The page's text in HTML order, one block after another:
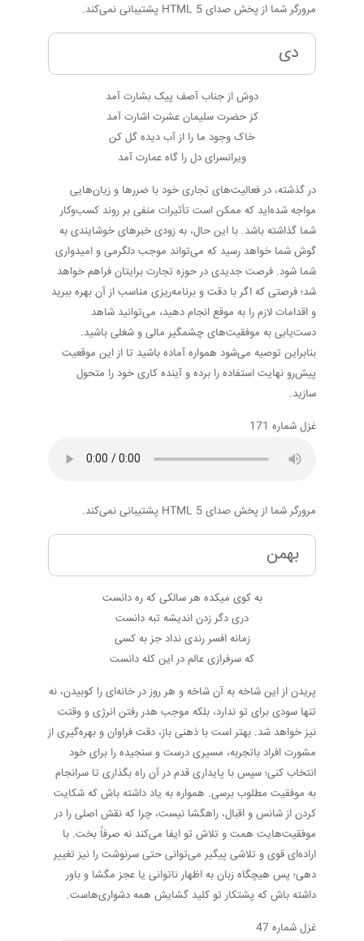
مرورگر شما از پخش صدای HTML 5 پشتیبانی نمی‌کند.
دی
دوش از جناب آصف پیک بشارت آمد
کز حضرت سلیمان عشرت اشارت آمد
خاک وجود ما را از آب دیده گل کن
ویرانسرای دل را گاه عمارت آمد
در گذشته، در فعالیت‌های تجاری خود با ضررها و زیان‌هایی
مواجه شده‌اید که ممکن است تأثیرات منفی بر روند کسب‌وکار
شما گذاشته باشد. با این حال، به زودی خبرهای خوشایندی به
گوش شما خواهد رسید که می‌تواند موجب دلگرمی و امیدواری
شما شود. فرصت جدیدی در حوزه تجارت برایتان فراهم خواهد
شد؛ فرصتی که اگر با دقت و برنامه‌ریزی مناسب از آن بهره ببرید
و اقدامات لازم را به موقع انجام دهید، می‌توانید شاهد
دست‌یابی به موفقیت‌های چشمگیر مالی و شغلی باشید.
بنابراین توصیه می‌شود همواره آماده باشید تا از این موقعیت
پیش‌رو نهایت استفاده را برده و آینده کاری خود را متحول
سازید.
غزل شماره 171
مرورگر شما از پخش صدای HTML 5 پشتیبانی نمی‌کند.
بهمن
به کوی میکده هر سالکی که ره دانست
دری دگر زدن اندیشه تبه دانست
زمانه افسر رندی نداد جز به کسی
که سرفرازی عالم در این کله دانست
پریدن از این شاخه به آن شاخه و هر روز در خانه‌ای را کوبیدن، نه
تنها سودی برای تو ندارد، بلکه موجب هدر رفتن انرژی و وقتت
نیز خواهد شد. بهتر است با ذهنی باز، دقت فراوان و بهره‌گیری از
مشورت افراد باتجربه، مسیری درست و سنجیده را برای خود
انتخاب کنی؛ سپس با پایداری قدم در آن راه بگذاری تا سرانجام
به موفقیت مطلوب برسی. همواره به یاد داشته باش که شکایت
کردن از شانس و اقبال، راهگشا نیست، چرا که نقش اصلی را در
موفقیت‌هایت همت و تلاش تو ایفا می‌کند نه صرفاً بخت. با
اراده‌ای قوی و تلاشی پیگیر می‌توانی حتی سرنوشت را نیز تغییر
دهی؛ پس هیچگاه زبان به اظهار ناتوانی یا عجز مگشا و باور
داشته باش که پشتکار تو کلید گشایش همه دشواری‌هاست.
غزل شماره 47